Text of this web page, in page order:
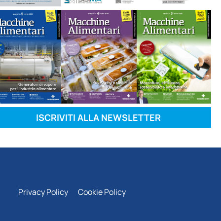
ISCRIVITI ALLA NEWSLETTER
Privacy Policy Cookie Policy